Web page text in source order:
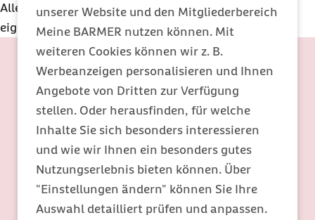
unserer Website und den Mitgliederbereich
Meine BARMER nutzen können. Mit
weiteren Cookies können wir z. B.
Werbeanzeigen personalisieren und Ihnen
Angebote von Dritten zur Verfügung
stellen. Oder herausfinden, für welche
Inhalte Sie sich besonders interessieren
und wie wir Ihnen ein besonders gutes
Nutzungserlebnis bieten können. Über
"Einstellungen ändern" können Sie Ihre
Auswahl detailliert prüfen und anpassen.
Allein das Bewusstsein hilft oft schon, besser mit der
eigenen Zeit umzugehen.